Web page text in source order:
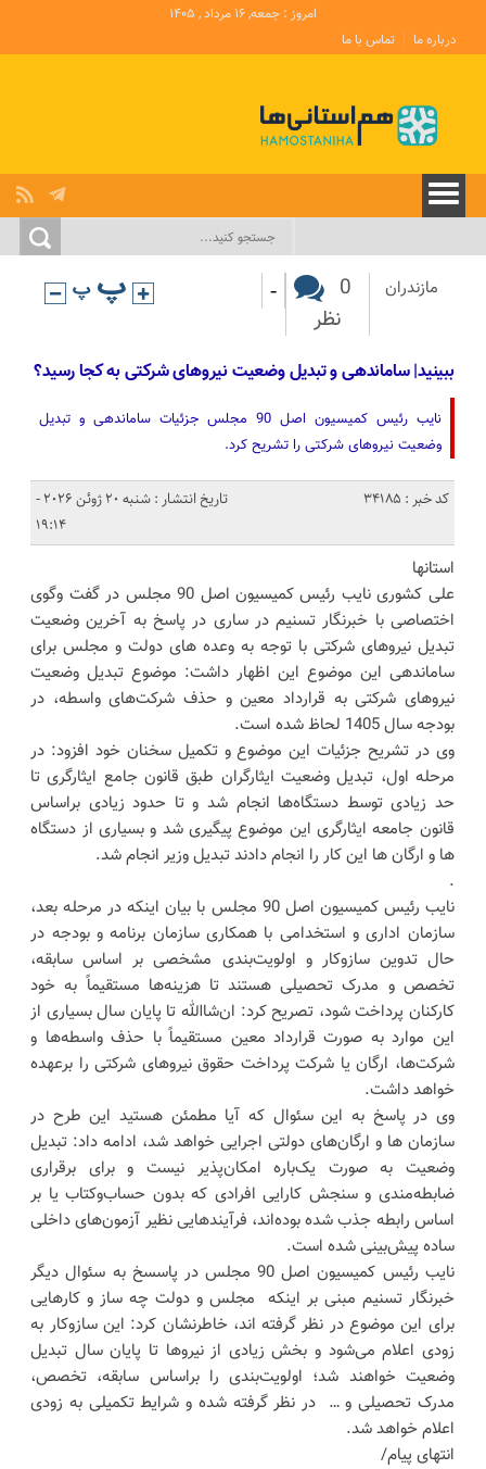
امروز : جمعه, ۱۶ مرداد , ۱۴۰۵
درباره ما
تماس با ما
مازندران
0
نظر
-
ببینید| ساماندهی و تبدیل وضعیت نیروهای شرکتی به کجا رسید؟
نایب رئیس‌ کمیسیون اصل 90 مجلس جزئیات ساماندهی و تبدیل
وضعیت نیروهای شرکتی را تشریح کرد.
کد خبر : 34185
تاریخ انتشار : شنبه 20 ژوئن 2026 -
19:14
استانها
علی کشوری‌ نایب رئیس‌ کمیسیون اصل 90 مجلس در گفت وگوی
اختصاصی با خبرنگار تسنیم در ساری در پاسخ به آخرین وضعیت
تبدیل نیروهای شرکتی با توجه به وعده های دولت و مجلس برای
ساماندهی این موضوع این اظهار داشت: موضوع تبدیل وضعیت
نیروهای شرکتی به قرارداد معین و حذف شرکت‌های واسطه، در
بودجه سال 1405 لحاظ شده است.
وی در تشریح جزئیات این موضوع و تکمیل سخنان خود افزود: در
مرحله اول، تبدیل وضعیت ایثارگران طبق قانون جامع ایثارگری تا
حد زیادی توسط دستگاه‌ها انجام شد و تا حدود زیادی براساس
قانون جامعه ایثارگری این موضوع پیگیری شد و بسیاری از دستگاه
ها و ارگان ها این کار را انجام دادند تبدیل وزیر انجام شد.
.
نایب رئیس‌ کمیسیون اصل 90 مجلس با بیان اینکه ‌در مرحله بعد،
سازمان اداری و استخدامی با همکاری سازمان برنامه و بودجه در
حال تدوین سازوکار و اولویت‌بندی مشخصی بر اساس سابقه،
تخصص و مدرک تحصیلی هستند تا هزینه‌ها مستقیماً به خود
کارکنان پرداخت شود، تصریح کرد: ‌ان‌شاالله ‌تا پایان سال بسیاری از
این موارد به صورت قرارداد معین مستقیماً با حذف واسطه‌ها و
شرکت‌ها، ارگان یا شرکت ‌پرداخت حقوق نیروهای شرکتی را برعهده
خواهد داشت.
وی در پاسخ به این سئوال که آیا مطمئن هستید این طرح در
سازمان ها و ارگان‌های دولتی اجرایی خواهد شد، ادامه داد: تبدیل
وضعیت به صورت یک‌باره امکان‌پذیر نیست و برای برقراری
ضابطه‌مندی و سنجش کارایی افرادی که بدون حساب‌وکتاب یا بر
اساس رابطه جذب شده بوده‌اند، فرآیندهایی نظیر آزمون‌های داخلی
ساده پیش‌بینی شده است.
نایب رئیس‌ کمیسیون اصل 90 مجلس در پاسسخ به سئوال دیگر
خبرنگار تسنیم مبنی بر اینکه مجلس و دولت چه سا‌ز و کارهایی
‌برای این موضوع در نظر گرفته اند، خاطرنشان کرد: این سازوکار به
زودی اعلام می‌شود و بخش زیادی از نیروها تا پایان سال تبدیل
وضعیت خواهند شد؛ اولویت‌بندی را بر‌اساس ‌سابقه، تخصص،
مدرک تحصیلی و … ‌ در نظر گرفته ‌شده و ‌شرایط تکمیلی ‌به زودی
اعلام ‌خواهد شد.
انتهای پیام/